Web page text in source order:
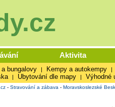
Aktivita
bungalovy | Kempy a autokempy |
| Ubytování dle mapy | Výhodné
- Stravování a zábava - Moravskoslezské